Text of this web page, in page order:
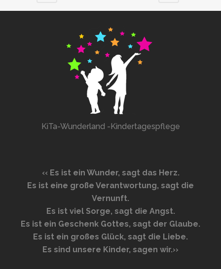
KiTa-Wunderland -Kindertagespflege
‹‹ Es ist ein Wunder, sagt das Herz.
Es ist eine große Verantwortung, sagt die
Vernunft.
Es ist viel Sorge, sagt die Angst.
Es ist ein Geschenk Gottes, sagt der Glaube.
Es ist ein großes Glück, sagt die Liebe.
Es sind unsere Kinder, sagen wir.››